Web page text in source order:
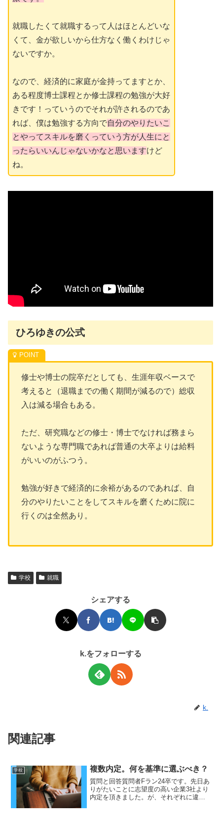
就職したくて就職するって人はほとんどいな
くて、金が欲しいから仕方なく働くわけじゃ
ないですか。
なので、経済的に家庭が金持ってますとか、
ある程度博士課程とか修士課程の勉強が大好
きです！っていうのでそれが許されるのであ
れば、僕は勉強する方向で自分のやりたいこ
とやってスキルを磨くっていう方が人生にと
ったらいいんじゃないかなと思いますけど
ね。
ひろゆきの公式
修士や博士の院卒だとしても、生涯年収ベースで
考えると（退職までの働く期間が減るので）総収
入は減る場合もある。
ただ、研究職などの修士・博士でなければ務まら
ないような専門職であれば普通の大卒よりは給料
がいいのがふつう。
勉強が好きで経済的に余裕があるのであれば、自
分のやりたいことをしてスキルを磨くために院に
行くのは全然あり。
学校 就職
シェアする
k.をフォローする
k.
関連記事
学校 複数内定。何を基準に選ぶべき？
質問と回答質問者Fラン24卒です。先日あ
りがたいことに志望度の高い企業3社より
内定を頂きました。が、それぞれに違っ